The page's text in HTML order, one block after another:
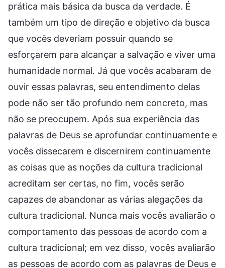
prática mais básica da busca da verdade. É
também um tipo de direção e objetivo da busca
que vocês deveriam possuir quando se
esforçarem para alcançar a salvação e viver uma
humanidade normal. Já que vocês acabaram de
ouvir essas palavras, seu entendimento delas
pode não ser tão profundo nem concreto, mas
não se preocupem. Após sua experiência das
palavras de Deus se aprofundar continuamente e
vocês dissecarem e discernirem continuamente
as coisas que as noções da cultura tradicional
acreditam ser certas, no fim, vocês serão
capazes de abandonar as várias alegações da
cultura tradicional. Nunca mais vocês avaliarão o
comportamento das pessoas de acordo com a
cultura tradicional; em vez disso, vocês avaliarão
as pessoas de acordo com as palavras de Deus e